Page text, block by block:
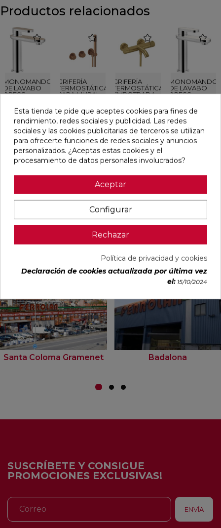
Productos relacionados
MONOMANDO
DE LAVABO
DRESS
HERITAGE
Ref:
35021301
Nobili
633,07 €
favorite
AÑADIR
GRIFERÍA
TERMOSTÁTICA
PARA MURAL
HORIZONTAL
2-3 VÍAS FLEXO
SILICONA
LOOP K ORO
ROSA
CEPILLADO
Ref:
33965349
Sanycces
PVP
638,48 €
(IVA incl.)
favorite
AÑADIR
GRIFERÍA
TERMOSTÁTICA
EMPOTRADA
LOOP K ORO
CEPILLADO
Ref:
33966014
Sanycces
PVP
624,11 €
(IVA incl.)
AÑADIR
MONOMANDO
DE LAVABO
DRESS
WHITE
Ref:
35021303
Nobili
PVP
(IVA incl.)
favorite
AÑADIR
Tiendas Ferrolan donde ver este
Santa Coloma Gramenet Badalona
SUSCRÍBETE Y CONSIGUE
PROMOCIONES EXCLUSIVAS!
Esta tienda te pide que aceptes cookies para fines de
rendimiento, redes sociales y publicidad. Las redes
sociales y las cookies publicitarias de terceros se utilizan
para ofrecerte funciones de redes sociales y anuncios
personalizados. ¿Aceptas estas cookies y el
procesamiento de datos personales involucrados?
Aceptar
Configurar
Rechazar
Política de privacidad y cookies
Declaración de cookies actualizada por última vez
el: 15/10/2024